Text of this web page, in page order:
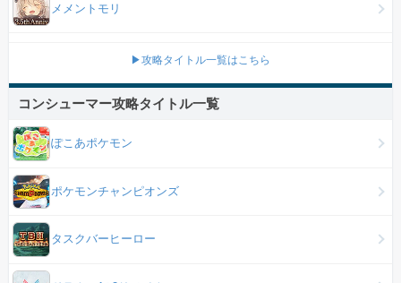
メメントモリ
▶攻略タイトル一覧はこちら
コンシューマー攻略タイトル一覧
ぽこあポケモン
ポケモンチャンピオンズ
タスクバーヒーロー